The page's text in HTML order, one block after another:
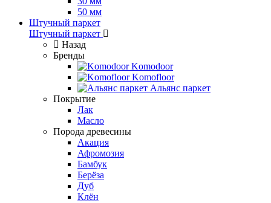
50 мм
Штучный паркет
Штучный паркет
Назад
Бренды
Komodoor
Komofloor
Альянс паркет
Покрытие
Лак
Масло
Порода древесины
Акация
Афромозия
Бамбук
Берёза
Дуб
Клён